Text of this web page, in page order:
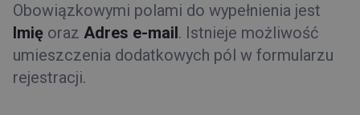
Obowiązkowymi polami do wypełnienia jest
Imię oraz Adres e-mail. Istnieje możliwość
umieszczenia dodatkowych pól w formularzu
rejestracji.